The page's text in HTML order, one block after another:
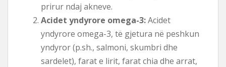
prirur ndaj akneve.
Acidet yndyrore omega-3:Acidet
yndyrore omega-3, të gjetura në peshkun
yndyror (p.sh., salmoni, skumbri dhe
sardelet), farat e lirit, farat chia dhe arrat,